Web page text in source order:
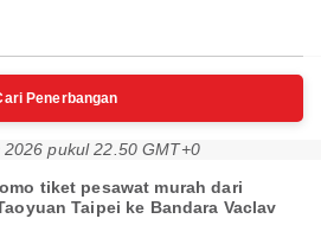
Penerbangan
2026 pukul 22.50 GMT+0
tiket pesawat murah dari
Taipei ke Bandara Vaclav